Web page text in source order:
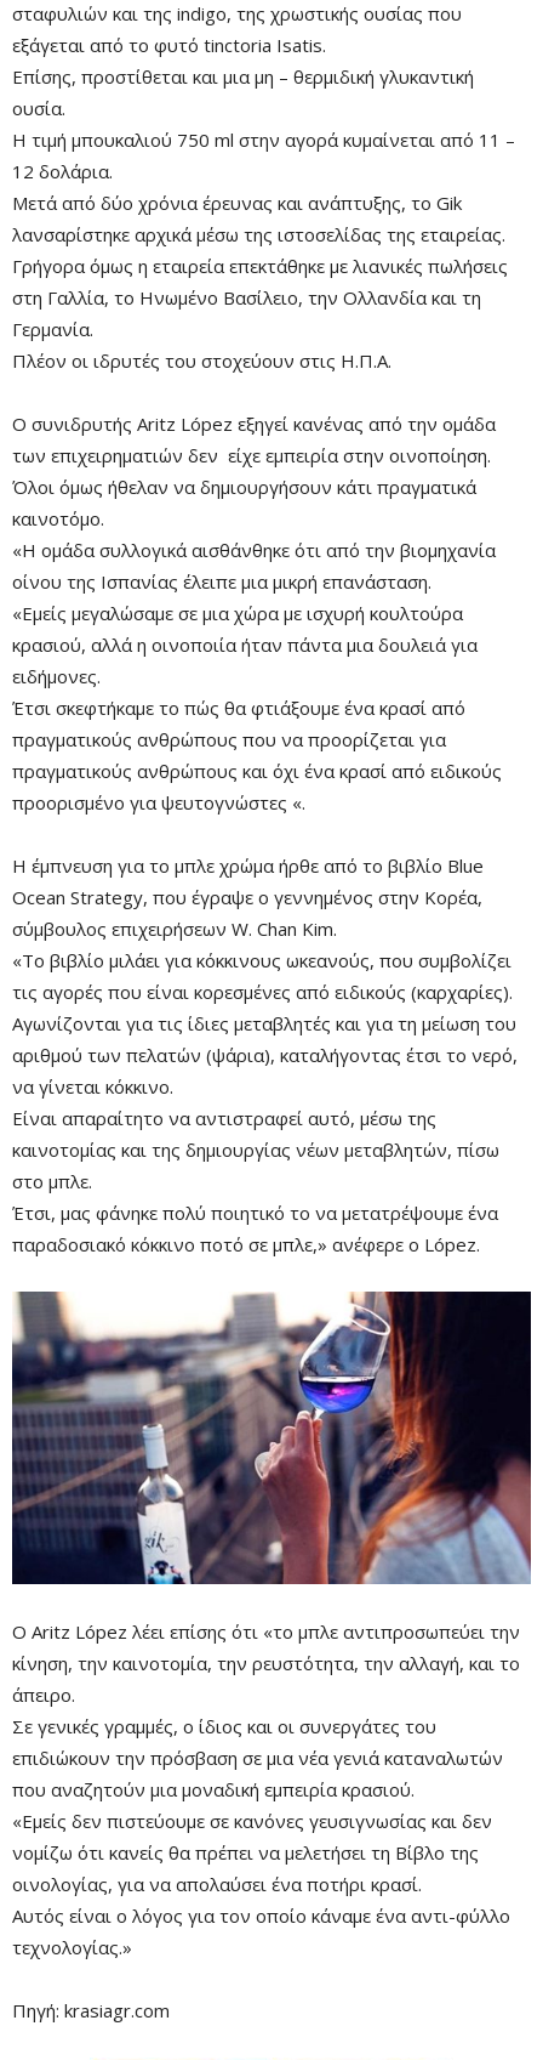
σταφυλιών και της indigo, της χρωστικής ουσίας που
εξάγεται από το φυτό tinctoria Isatis.
Επίσης, προστίθεται και μια μη – θερμιδική γλυκαντική
ουσία.
Η τιμή μπουκαλιού 750 ml στην αγορά κυμαίνεται από 11 –
12 δολάρια.
Μετά από δύο χρόνια έρευνας και ανάπτυξης, το Gik
λανσαρίστηκε αρχικά μέσω της ιστοσελίδας της εταιρείας.
Γρήγορα όμως η εταιρεία επεκτάθηκε με λιανικές πωλήσεις
στη Γαλλία, το Ηνωμένο Βασίλειο, την Ολλανδία και τη
Γερμανία.
Πλέον οι ιδρυτές του στοχεύουν στις Η.Π.Α.
Ο συνιδρυτής Aritz López εξηγεί κανένας από την ομάδα
των επιχειρηματιών δεν είχε εμπειρία στην οινοποίηση.
Όλοι όμως ήθελαν να δημιουργήσουν κάτι πραγματικά
καινοτόμο.
«Η ομάδα συλλογικά αισθάνθηκε ότι από την βιομηχανία
οίνου της Ισπανίας έλειπε μια μικρή επανάσταση.
«Εμείς μεγαλώσαμε σε μια χώρα με ισχυρή κουλτούρα
κρασιού, αλλά η οινοποιία ήταν πάντα μια δουλειά για
ειδήμονες.
Έτσι σκεφτήκαμε το πώς θα φτιάξουμε ένα κρασί από
πραγματικούς ανθρώπους που να προορίζεται για
πραγματικούς ανθρώπους και όχι ένα κρασί από ειδικούς
προορισμένο για ψευτογνώστες «.
Η έμπνευση για το μπλε χρώμα ήρθε από το βιβλίο Blue
Ocean Strategy, που έγραψε ο γεννημένος στην Κορέα,
σύμβουλος επιχειρήσεων W. Chan Kim.
«Το βιβλίο μιλάει για κόκκινους ωκεανούς, που συμβολίζει
τις αγορές που είναι κορεσμένες από ειδικούς (καρχαρίες).
Αγωνίζονται για τις ίδιες μεταβλητές και για τη μείωση του
αριθμού των πελατών (ψάρια), καταλήγοντας έτσι το νερό,
να γίνεται κόκκινο.
Είναι απαραίτητο να αντιστραφεί αυτό, μέσω της
καινοτομίας και της δημιουργίας νέων μεταβλητών, πίσω
στο μπλε.
Έτσι, μας φάνηκε πολύ ποιητικό το να μετατρέψουμε ένα
παραδοσιακό κόκκινο ποτό σε μπλε,» ανέφερε ο López.
Ο Aritz López λέει επίσης ότι «το μπλε αντιπροσωπεύει την
κίνηση, την καινοτομία, την ρευστότητα, την αλλαγή, και το
άπειρο.
Σε γενικές γραμμές, ο ίδιος και οι συνεργάτες του
επιδιώκουν την πρόσβαση σε μια νέα γενιά καταναλωτών
που αναζητούν μια μοναδική εμπειρία κρασιού.
«Εμείς δεν πιστεύουμε σε κανόνες γευσιγνωσίας και δεν
νομίζω ότι κανείς θα πρέπει να μελετήσει τη Βίβλο της
οινολογίας, για να απολαύσει ένα ποτήρι κρασί.
Αυτός είναι ο λόγος για τον οποίο κάναμε ένα αντι-φύλλο
τεχνολογίας.»
Πηγή: krasiagr.com